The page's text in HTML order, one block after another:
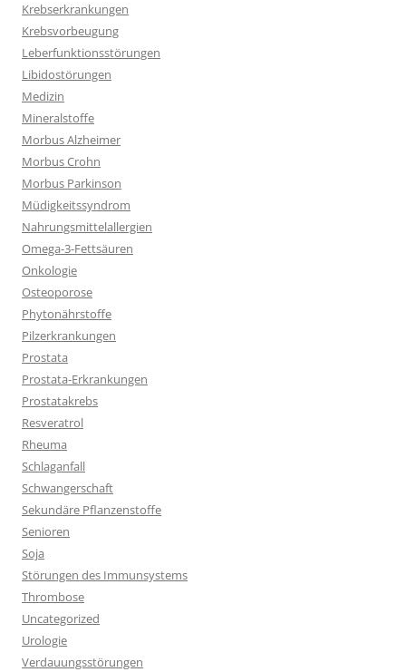
Krebserkrankungen
Krebsvorbeugung
Leberfunktionsstörungen
Libidostörungen
Medizin
Mineralstoffe
Morbus Alzheimer
Morbus Crohn
Morbus Parkinson
Müdigkeitssyndrom
Nahrungsmittelallergien
Omega-3-Fettsäuren
Onkologie
Osteoporose
Phytonährstoffe
Pilzerkrankungen
Prostata
Prostata-Erkrankungen
Prostatakrebs
Resveratrol
Rheuma
Schlaganfall
Schwangerschaft
Sekundäre Pflanzenstoffe
Senioren
Soja
Störungen des Immunsystems
Thrombose
Uncategorized
Urologie
Verdauungsstörungen